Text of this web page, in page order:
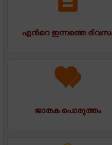
എന്‍റെ ഇന്നത്തെ
ജാതക പൊരുത്തം